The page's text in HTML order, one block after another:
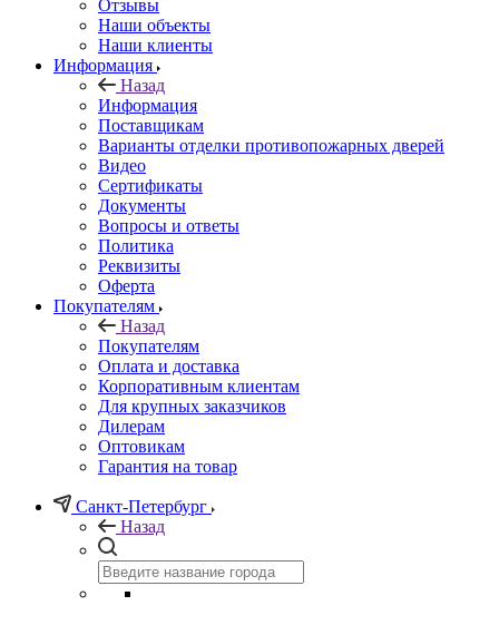
Отзывы
Наши объекты
Наши клиенты
Информация
Назад
Информация
Поставщикам
Варианты отделки противопожарных дверей
Видео
Сертификаты
Документы
Вопросы и ответы
Политика
Реквизиты
Оферта
Покупателям
Назад
Покупателям
Оплата и доставка
Корпоративным клиентам
Для крупных заказчиков
Дилерам
Оптовикам
Гарантия на товар
Санкт-Петербург
Назад